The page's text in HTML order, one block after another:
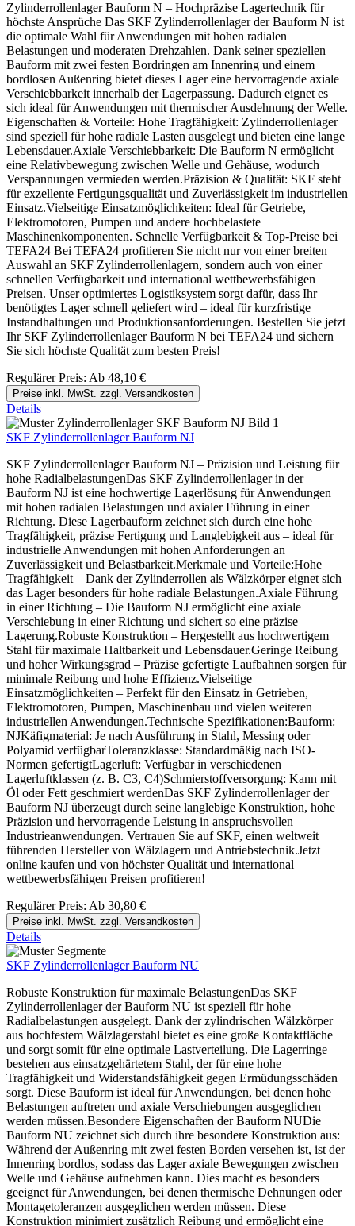
Zylinderrollenlager Bauform N – Hochpräzise Lagertechnik für
höchste Ansprüche Das SKF Zylinderrollenlager der Bauform N ist
die optimale Wahl für Anwendungen mit hohen radialen
Belastungen und moderaten Drehzahlen. Dank seiner speziellen
Bauform mit zwei festen Bordringen am Innenring und einem
bordlosen Außenring bietet dieses Lager eine hervorragende axiale
Verschiebbarkeit innerhalb der Lagerpassung. Dadurch eignet es
sich ideal für Anwendungen mit thermischer Ausdehnung der Welle.
Eigenschaften & Vorteile: Hohe Tragfähigkeit: Zylinderrollenlager
sind speziell für hohe radiale Lasten ausgelegt und bieten eine lange
Lebensdauer.Axiale Verschiebbarkeit: Die Bauform N ermöglicht
eine Relativbewegung zwischen Welle und Gehäuse, wodurch
Verspannungen vermieden werden.Präzision & Qualität: SKF steht
für exzellente Fertigungsqualität und Zuverlässigkeit im industriellen
Einsatz.Vielseitige Einsatzmöglichkeiten: Ideal für Getriebe,
Elektromotoren, Pumpen und andere hochbelastete
Maschinenkomponenten. Schnelle Verfügbarkeit & Top-Preise bei
TEFA24 Bei TEFA24 profitieren Sie nicht nur von einer breiten
Auswahl an SKF Zylinderrollenlagern, sondern auch von einer
schnellen Verfügbarkeit und international wettbewerbsfähigen
Preisen. Unser optimiertes Logistiksystem sorgt dafür, dass Ihr
benötigtes Lager schnell geliefert wird – ideal für kurzfristige
Instandhaltungen und Produktionsanforderungen. Bestellen Sie jetzt
Ihr SKF Zylinderrollenlager Bauform N bei TEFA24 und sichern
Sie sich höchste Qualität zum besten Preis!
Regulärer Preis: Ab 48,10 €
Preise inkl. MwSt. zzgl. Versandkosten
Details
SKF Zylinderrollenlager Bauform NJ
SKF Zylinderrollenlager Bauform NJ – Präzision und Leistung für
hohe RadialbelastungenDas SKF Zylinderrollenlager in der
Bauform NJ ist eine hochwertige Lagerlösung für Anwendungen
mit hohen radialen Belastungen und axialer Führung in einer
Richtung. Diese Lagerbauform zeichnet sich durch eine hohe
Tragfähigkeit, präzise Fertigung und Langlebigkeit aus – ideal für
industrielle Anwendungen mit hohen Anforderungen an
Zuverlässigkeit und Belastbarkeit.Merkmale und Vorteile:Hohe
Tragfähigkeit – Dank der Zylinderrollen als Wälzkörper eignet sich
das Lager besonders für hohe radiale Belastungen.Axiale Führung
in einer Richtung – Die Bauform NJ ermöglicht eine axiale
Verschiebung in einer Richtung und sichert so eine präzise
Lagerung.Robuste Konstruktion – Hergestellt aus hochwertigem
Stahl für maximale Haltbarkeit und Lebensdauer.Geringe Reibung
und hoher Wirkungsgrad – Präzise gefertigte Laufbahnen sorgen für
minimale Reibung und hohe Effizienz.Vielseitige
Einsatzmöglichkeiten – Perfekt für den Einsatz in Getrieben,
Elektromotoren, Pumpen, Maschinenbau und vielen weiteren
industriellen Anwendungen.Technische Spezifikationen:Bauform:
NJKäfigmaterial: Je nach Ausführung in Stahl, Messing oder
Polyamid verfügbarToleranzklasse: Standardmäßig nach ISO-
Normen gefertigtLagerluft: Verfügbar in verschiedenen
Lagerluftklassen (z. B. C3, C4)Schmierstoffversorgung: Kann mit
Öl oder Fett geschmiert werdenDas SKF Zylinderrollenlager der
Bauform NJ überzeugt durch seine langlebige Konstruktion, hohe
Präzision und hervorragende Leistung in anspruchsvollen
Industrieanwendungen. Vertrauen Sie auf SKF, einen weltweit
führenden Hersteller von Wälzlagern und Antriebstechnik.Jetzt
online kaufen und von höchster Qualität und international
wettbewerbsfähigen Preisen profitieren!
Regulärer Preis: Ab 30,80 €
Preise inkl. MwSt. zzgl. Versandkosten
Details
SKF Zylinderrollenlager Bauform NU
Robuste Konstruktion für maximale BelastungenDas SKF
Zylinderrollenlager der Bauform NU ist speziell für hohe
Radialbelastungen ausgelegt. Dank der zylindrischen Wälzkörper
aus hochfestem Wälzlagerstahl bietet es eine große Kontaktfläche
und sorgt somit für eine optimale Lastverteilung. Die Lagerringe
bestehen aus einsatzgehärtetem Stahl, der für eine hohe
Tragfähigkeit und Widerstandsfähigkeit gegen Ermüdungsschäden
sorgt. Diese Bauform ist ideal für Anwendungen, bei denen hohe
Belastungen auftreten und axiale Verschiebungen ausgeglichen
werden müssen.Besondere Eigenschaften der Bauform NUDie
Bauform NU zeichnet sich durch ihre besondere Konstruktion aus:
Während der Außenring mit zwei festen Borden versehen ist, ist der
Innenring bordlos, sodass das Lager axiale Bewegungen zwischen
Welle und Gehäuse aufnehmen kann. Dies macht es besonders
geeignet für Anwendungen, bei denen thermische Dehnungen oder
Montagetoleranzen ausgeglichen werden müssen. Diese
Konstruktion minimiert zusätzlich Reibung und ermöglicht eine